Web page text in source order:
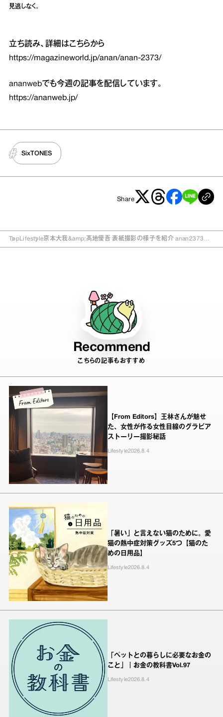
見逃しなく。
立ち読み、詳細はこちらから
https://magazineworld.jp/anan/anan-2373/
ananwebでも今週の記事を配信しています。
https://ananweb.jp/
SixTONES
Share
TopLifestyle京本大我&amp;髙地優吾 表紙撮影の様子を紹介 anan2373号
Recommend
こちらの記事もおすすめ
【From Editors】王林さんが魅せ
た、女性が作る女性目線のグラビア
ストーリー撮影秘話
Lifestyle2026.8.4
「暑い」と言えない猫のために。愛
猫の熱中症対策グッズ5つ【猫のた
めの日用品】
Lifestyle2026.8.4
「ペットとの暮らしに必要なお金の
こと」｜お金の教科書Vol.97
Lifestyle2026.8.4